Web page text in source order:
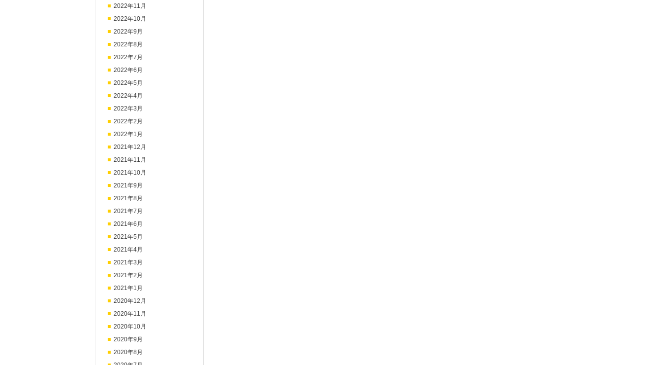
2022年11月
2022年10月
2022年9月
2022年8月
2022年7月
2022年6月
2022年5月
2022年4月
2022年3月
2022年2月
2022年1月
2021年12月
2021年11月
2021年10月
2021年9月
2021年8月
2021年7月
2021年6月
2021年5月
2021年4月
2021年3月
2021年2月
2021年1月
2020年12月
2020年11月
2020年10月
2020年9月
2020年8月